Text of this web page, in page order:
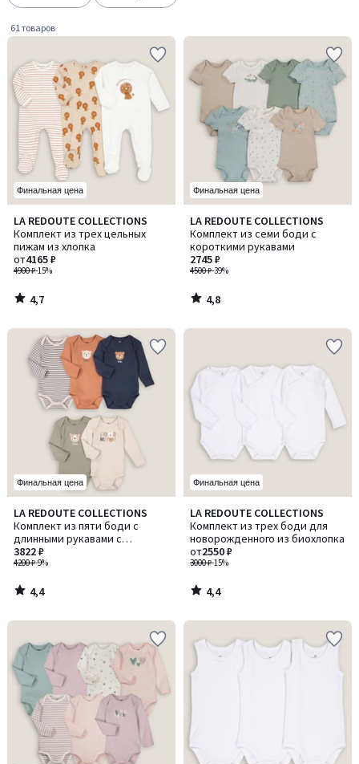
61 товаров
Финальная цена
LA REDOUTE COLLECTIONS
Комплект из трех цельных
пижам из хлопка
4900 ₽-15%
от4165 ₽
4,7
/ 5
4,7
/
Финальная цена
LA REDOUTE COLLECTIONS
Комплект из семи боди с
короткими рукавами
4500 ₽-39%
2745 ₽
4,8
/ 5
4,8
/
Финальная цена
LA REDOUTE COLLECTIONS
Комплект из пяти боди с
длинными рукавами с
анималистическими принтами
4200 ₽-9%
3822 ₽
4,4
/ 5
4,4
/
Финальная цена
LA REDOUTE COLLECTIONS
Комплект из трех боди для
новорожденного из биохлопка
3000 ₽-15%
от2550 ₽
4,4
/ 5
4,4
/